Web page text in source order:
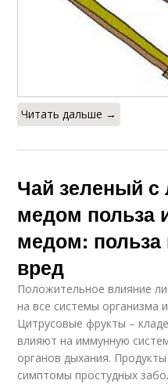
Читать дальше →
Чай зеленый
медом польза
медом:
вред
Положительное влияние
на все системы организма
Цитрусовые фрукты –
влияют на иммунную
органов дыхания.
симптомы простудных